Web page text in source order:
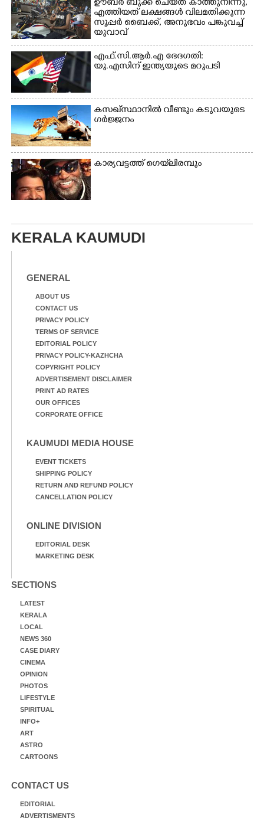
ഊബർ ബുക്ക് ചെയ്‌ത് കാത്തുനിന്നു,​
എത്തിയത് ലക്ഷങ്ങൾ വിലമതിക്കുന്ന
സൂപ്പർ ബൈക്ക്,​ അനുഭവം പങ്കുവച്ച്
യുവാവ്
എഫ്.സി.ആർ.എ ഭേദഗതി:
യു.എസിന് ഇന്ത്യയുടെ മറുപടി
കസഖ്‌സ്ഥാനിൽ വീണ്ടും കടുവയുടെ
ഗർജ്ജനം
കാര്യവട്ടത്ത് ഗെയ്‌ലിരമ്പും
KERALA KAUMUDI
GENERAL
ABOUT US
CONTACT US
PRIVACY POLICY
TERMS OF SERVICE
EDITORIAL POLICY
PRIVACY POLICY-KAZHCHA
COPYRIGHT POLICY
ADVERTISEMENT DISCLAIMER
PRINT AD RATES
OUR OFFICES
CORPORATE OFFICE
KAUMUDI MEDIA HOUSE
EVENT TICKETS
SHIPPING POLICY
RETURN AND REFUND POLICY
CANCELLATION POLICY
ONLINE DIVISION
EDITORIAL DESK
MARKETING DESK
SECTIONS
LATEST
KERALA
LOCAL
NEWS 360
CASE DIARY
CINEMA
OPINION
PHOTOS
LIFESTYLE
SPIRITUAL
INFO+
ART
ASTRO
CARTOONS
CONTACT US
EDITORIAL
ADVERTISMENTS